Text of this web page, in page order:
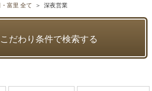
富里 全て ＞ 深夜営業
こだわり条件で検索する